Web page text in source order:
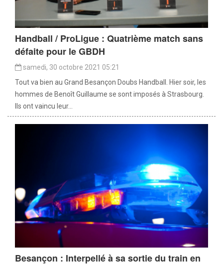
Handball / ProLigue : Quatrième match sans
défaite pour le GBDH
samedi, 30 octobre 2021 05:21
Tout va bien au Grand Besançon Doubs Handball. Hier soir, les
hommes de Benoît Guillaume se sont imposés à Strasbourg.
Ils ont vaincu leur...
Besançon : Interpellé à sa sortie du train en